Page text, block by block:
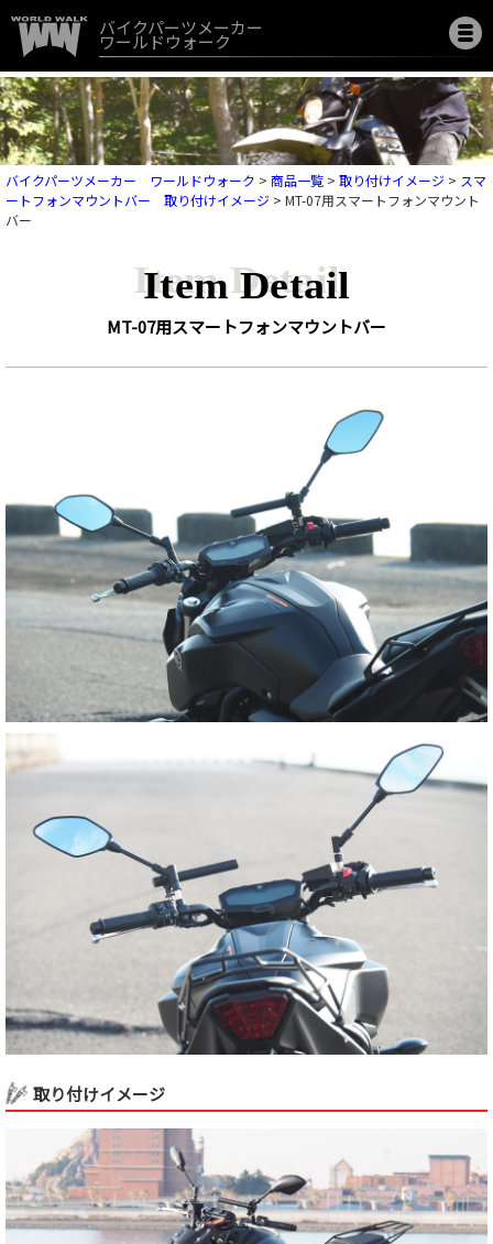
バイクパーツメーカー
ワールドウォーク
バイクパーツメーカー ワールドウォーク > 商品一覧 > 取り付けイメージ > スマ
ートフォンマウントバー 取り付けイメージ > MT-07用スマートフォンマウント
バー
Item Detail
MT-07用スマートフォンマウントバー
取り付けイメージ